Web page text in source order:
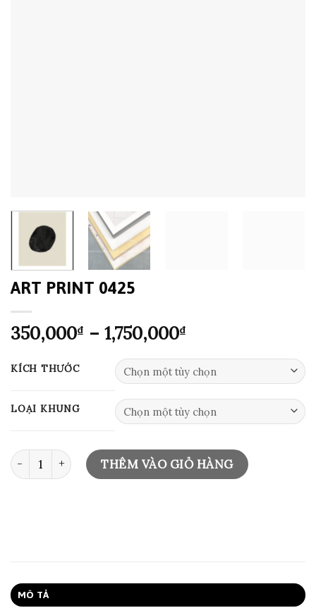
ART PRINT 0425
350,000₫ – 1,750,000₫
từ
350,000₫
đến
1,750,000₫
KÍCH THƯỚC
LOẠI KHUNG
ART PRINT 0425 số lượngTHÊM VÀO GIỎ HÀNG
MÔ TẢ